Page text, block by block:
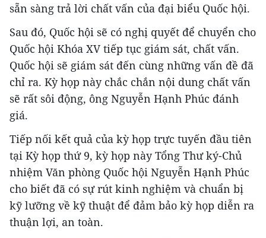
sẵn sàng trả lời chất vấn của đại biểu Quốc hội.
Sau đó, Quốc hội sẽ có nghị quyết để chuyển cho
Quốc hội Khóa XV tiếp tục giám sát, chất vấn.
Quốc hội sẽ giám sát đến cùng những vấn đề đã
chỉ ra. Kỳ họp này chắc chắn nội dung chất vấn
sẽ rất sôi động, ông Nguyễn Hạnh Phúc đánh
giá.
Tiếp nối kết quả của kỳ họp trực tuyến đầu tiên
tại Kỳ họp thứ 9, kỳ họp này Tổng Thư ký-Chủ
nhiệm Văn phòng Quốc hội Nguyễn Hạnh Phúc
cho biết đã có sự rút kinh nghiệm và chuẩn bị
kỹ lưỡng về kỹ thuật để đảm bảo kỳ họp diễn ra
thuận lợi, an toàn.